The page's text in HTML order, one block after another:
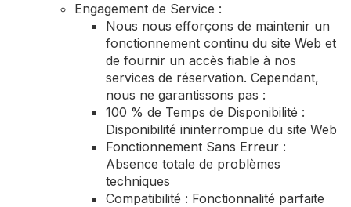
Engagement de Service :
Nous nous efforçons de maintenir un
fonctionnement continu du site Web et
de fournir un accès fiable à nos
services de réservation. Cependant,
nous ne garantissons pas :
100 % de Temps de Disponibilité :
Disponibilité ininterrompue du site Web
Fonctionnement Sans Erreur :
Absence totale de problèmes
techniques
Compatibilité : Fonctionnalité parfaite